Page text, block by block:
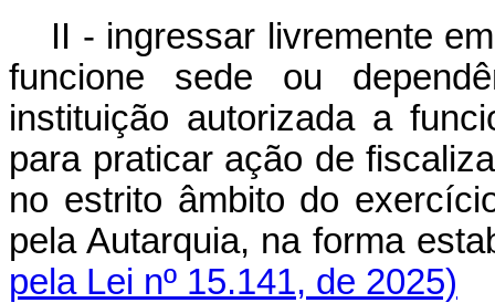
II - ingressar livremente
funcione sede ou
instituição autorizada a
para praticar ação de
no estrito âmbito do
pela Autarquia, na forma
pela Lei nº 15.141, de 2025)